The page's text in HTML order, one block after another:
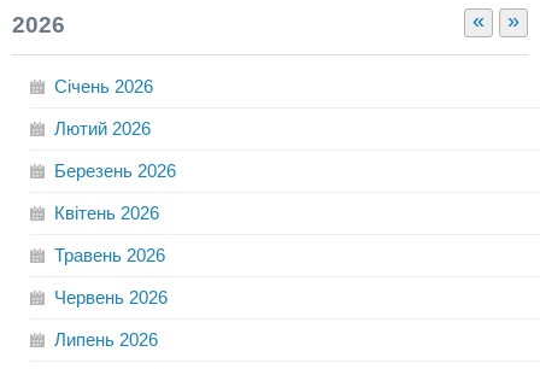
« »
2026
Січень 2026
Лютий 2026
Березень 2026
Квітень 2026
Травень 2026
Червень 2026
Липень 2026